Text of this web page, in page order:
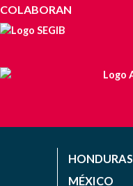
COLABORAN
HONDURAS
MÉXICO